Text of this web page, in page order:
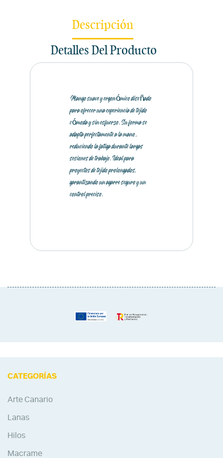
Descripción
Detalles Del Producto
Mango suave y ergonómico diseñado
para ofrecer una experiencia de tejido
cómoda y sin esfuerzo. Su forma se
adapta perfectamente a la mano,
reduciendo la fatiga durante largas
sesiones de trabajo. Ideal para
proyectos de tejido prolongados,
garantizando un agarre seguro y un
control preciso.
CATEGORÍAS
Arte Canario
Lanas
Hilos
Macrame